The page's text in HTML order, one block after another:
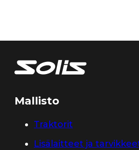
Mallisto
Traktorit
Lisälaitteet ja